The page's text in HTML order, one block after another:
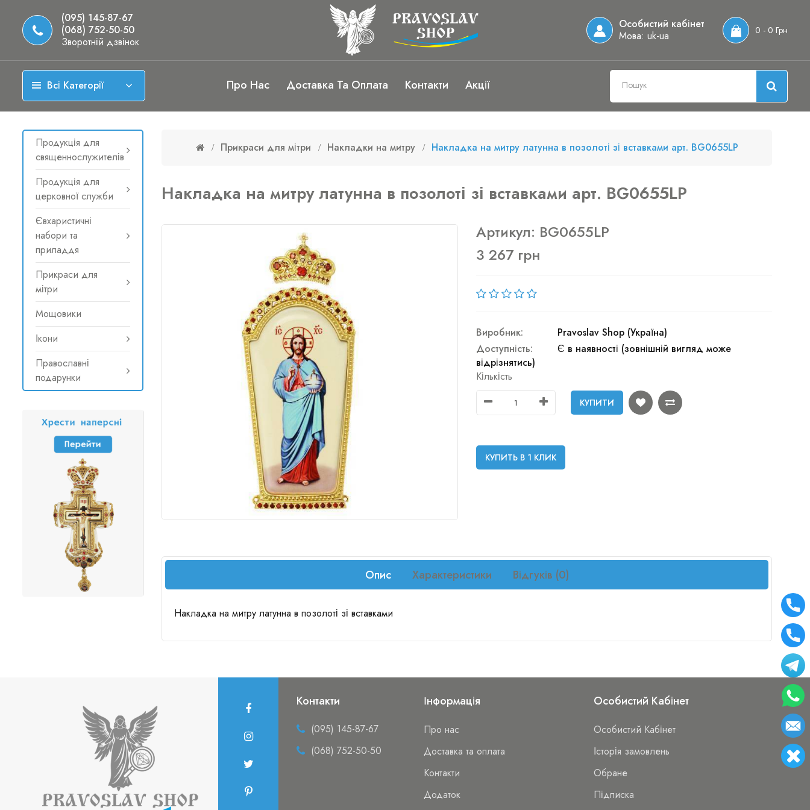
(095) 145-87-67
(068) 752-50-50
Зворотній дзвінок
Особистий кабінет
Мова: uk-ua 0 - 0 Грн
Всі Категорії Про Нас Доставка Та Оплата Контакти Акції
Продукція для
священнослужителів
Продукція для
церковної служби
Євхаристичні
набори та
приладдя
Прикраси для
мітри
Мощовики
Ікони
Православні
подарунки
Прикраси для мітри Накладки на митру Накладка на митру латунна в позолоті зі вставками арт. BG0655LP
Накладка на митру латунна в позолоті зі вставками арт. BG0655LP
Артикул: BG0655LP
3 267 грн
Виробник:
Pravoslav Shop (Україна)
Доступність:
Є в наявності (зовнішній вигляд може
відрізнятись)
Кількість
КУПИТИ
КУПИТЬ В 1 КЛИК
Опис Характеристики Відгуків (0)
Накладка на митру латунна в позолоті зі вставками
Контакти
(095) 145-87-67
(068) 752-50-50
Інформація
Про нас
Доставка та оплата
Контакти
Додаток
Особистий Кабінет
Особистий Кабінет
Історія замовлень
Обране
Підписка